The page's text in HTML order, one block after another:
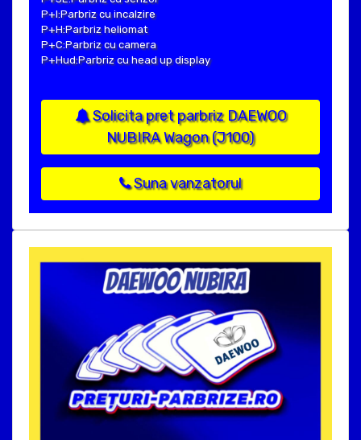
P+I:Parbriz cu incalzire
P+H:Parbriz heliomat
P+C:Parbriz cu camera
P+Hud:Parbriz cu head up display
Solicita pret parbriz DAEWOO
NUBIRA Wagon (J100)
Suna vanzatorul